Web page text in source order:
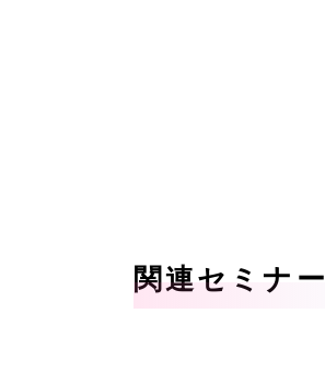
関連セミナー